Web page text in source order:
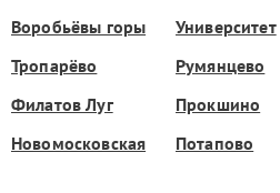
Воробьёвы горы
Университет
Тропарёво
Румянцево
Филатов Луг
Прокшино
Новомосковская
Потапово